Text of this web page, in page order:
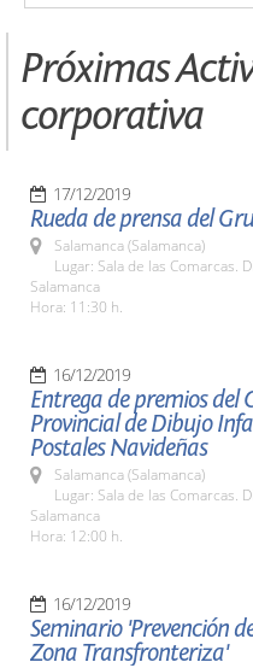
Próximas
corporativa
17/12/2019
Rueda de prensa del
Salamanca (Salamanca)
Lugar: Sala de las Comarcas.
Salamanca
Hora: 11:30 h.
16/12/2019
Entrega de premios del
Provincial de Dibujo
Postales Navideñas
Salamanca (Salamanca)
Lugar: Sala de las Comarcas.
Salamanca
Hora: 12:00 h.
16/12/2019
Seminario 'Prevención
Zona Transfronteriza'